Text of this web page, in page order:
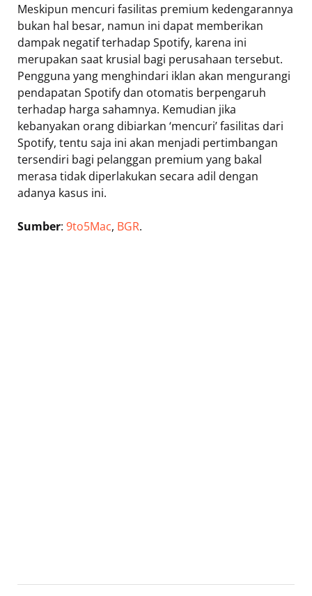
Meskipun mencuri fasilitas premium kedengarannya
bukan hal besar, namun ini dapat memberikan
dampak negatif terhadap Spotify, karena ini
merupakan saat krusial bagi perusahaan tersebut.
Pengguna yang menghindari iklan akan mengurangi
pendapatan Spotify dan otomatis berpengaruh
terhadap harga sahamnya. Kemudian jika
kebanyakan orang dibiarkan ‘mencuri’ fasilitas dari
Spotify, tentu saja ini akan menjadi pertimbangan
tersendiri bagi pelanggan premium yang bakal
merasa tidak diperlakukan secara adil dengan
adanya kasus ini.
Sumber: 9to5Mac, BGR.